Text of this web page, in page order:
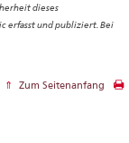
dieses
erfasst und publiziert. Bei
Zum Seitenanfang